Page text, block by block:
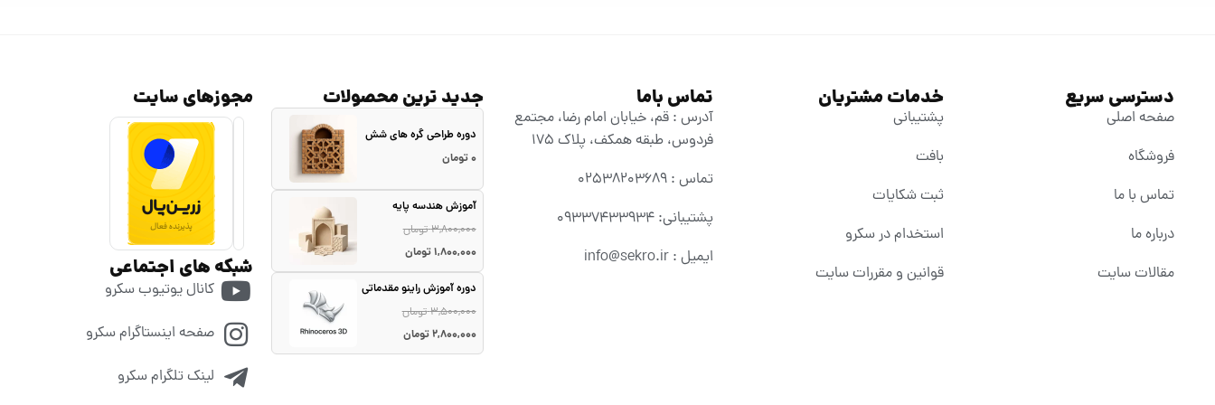
دسترسی سریع
صفحه اصلی
فروشگاه
تماس با ما
درباره ما
مقالات سایت
خدمات مشتریان
پشتیبانی
بافت
ثبت شکایات
استخدام در سکرو
قوانین و مقررات سایت
تماس باما
آدرس : قم، خیابان امام رضا، مجتمع
فردوس، طبقه همکف، پلاک ۱۷۵
تماس : 02538203689
پشتیبانی: 09337433934
ایمیل : info@sekro.ir
جدید ترین محصولات
دوره طراحی گره های شش
۰تومان
آموزش هندسه پایه
۳,۸۰۰,۰۰۰تومان
۱,۸۰۰,۰۰۰تومان
دوره آموزش راینو مقدماتی
۳,۵۰۰,۰۰۰تومان
۲,۸۰۰,۰۰۰تومان
مجوزهای سایت
شبکه های اجتماعی
کانال یوتیوب سکرو
صفحه اینستاگرام سکرو
لینک تلگرام سکرو